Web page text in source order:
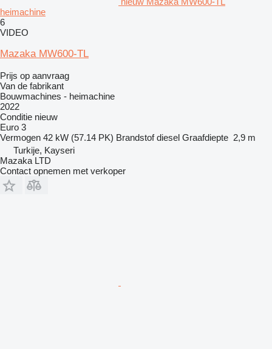
heimachine
6
VIDEO
Mazaka MW600-TL
Prijs op aanvraag
Van de fabrikant
Bouwmachines - heimachine
2022
Conditie nieuw
Euro 3
Vermogen 42 kW (57.14 PK) Brandstof diesel Graafdiepte 2,9 m
Turkije, Kayseri
Mazaka LTD
Contact opnemen met verkoper